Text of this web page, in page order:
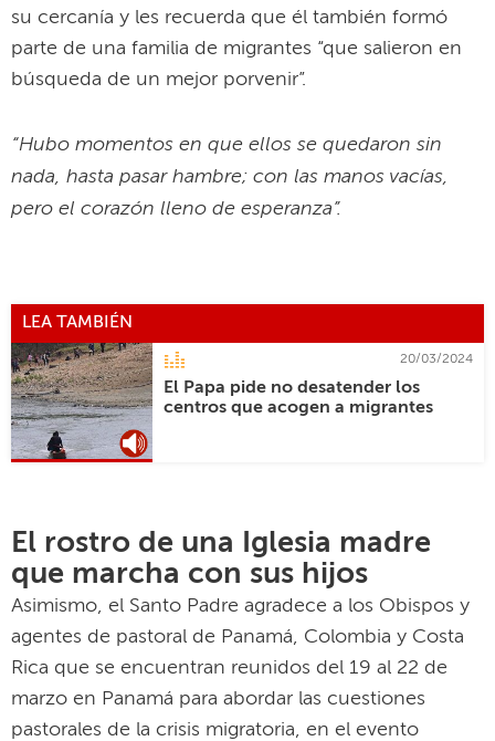
su cercanía y les recuerda que él también formó
parte de una familia de migrantes “que salieron en
búsqueda de un mejor porvenir”.
“Hubo momentos en que ellos se quedaron sin
nada, hasta pasar hambre; con las manos vacías,
pero el corazón lleno de esperanza”.
LEA TAMBIÉN
20/03/2024
El Papa pide no desatender los
centros que acogen a migrantes
El rostro de una Iglesia madre
que marcha con sus hijos
Asimismo, el Santo Padre agradece a los Obispos y
agentes de pastoral de Panamá, Colombia y Costa
Rica que se encuentran reunidos del 19 al 22 de
marzo en Panamá para abordar las cuestiones
pastorales de la crisis migratoria, en el evento